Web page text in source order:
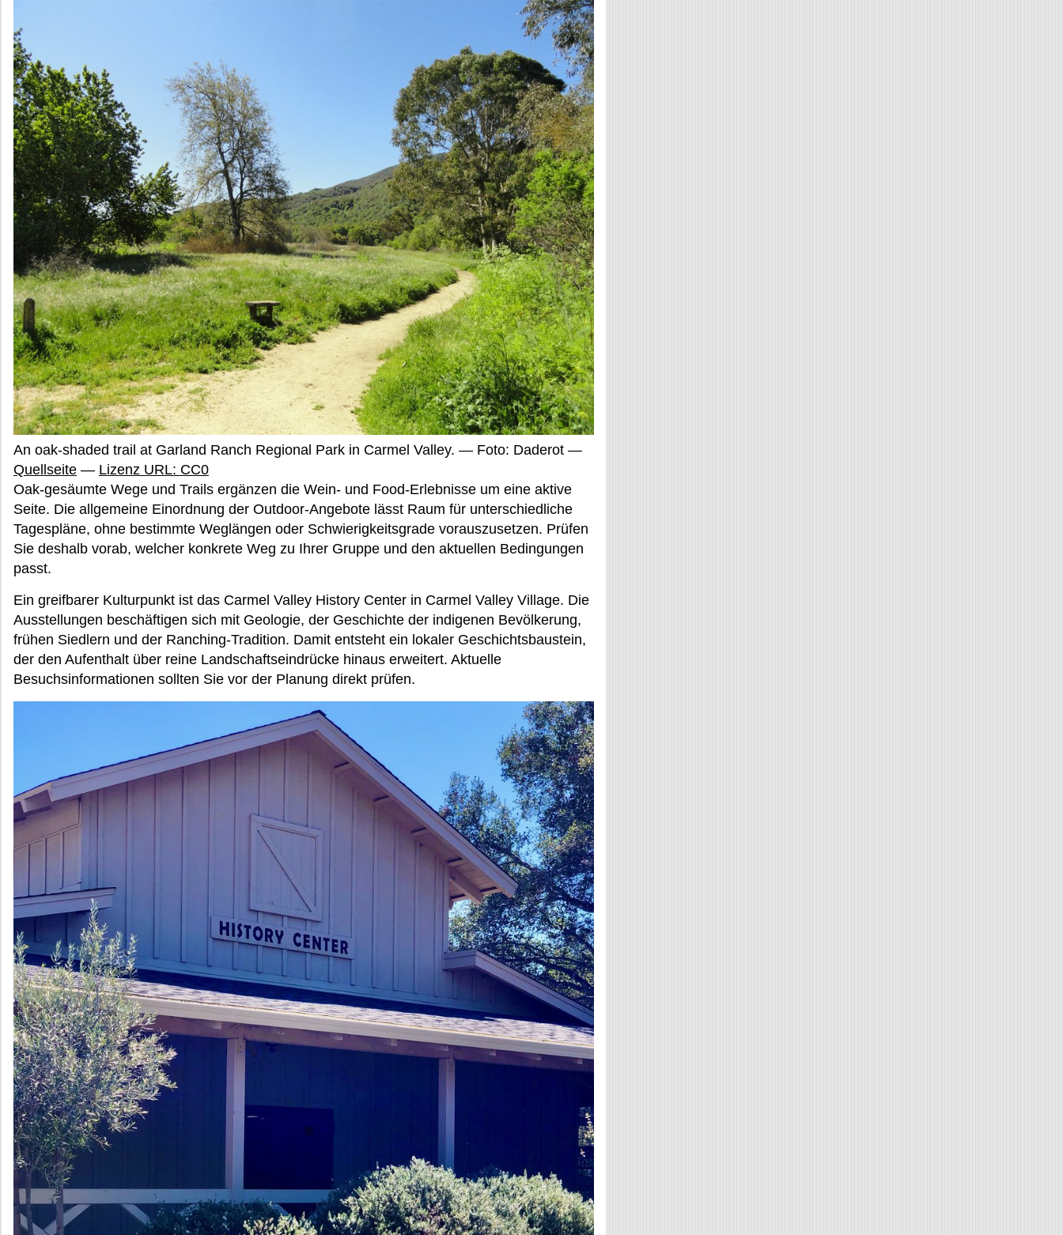
An oak-shaded trail at Garland Ranch Regional Park in Carmel Valley. — Foto: Daderot —
Quellseite — Lizenz URL: CC0
Oak-gesäumte Wege und Trails ergänzen die Wein- und Food-Erlebnisse um eine aktive
Seite. Die allgemeine Einordnung der Outdoor-Angebote lässt Raum für unterschiedliche
Tagespläne, ohne bestimmte Weglängen oder Schwierigkeitsgrade vorauszusetzen. Prüfen
Sie deshalb vorab, welcher konkrete Weg zu Ihrer Gruppe und den aktuellen Bedingungen
passt.
Ein greifbarer Kulturpunkt ist das Carmel Valley History Center in Carmel Valley Village. Die
Ausstellungen beschäftigen sich mit Geologie, der Geschichte der indigenen Bevölkerung,
frühen Siedlern und der Ranching-Tradition. Damit entsteht ein lokaler Geschichtsbaustein,
der den Aufenthalt über reine Landschaftseindrücke hinaus erweitert. Aktuelle
Besuchsinformationen sollten Sie vor der Planung direkt prüfen.